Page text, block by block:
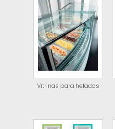
Vitrinas para helados